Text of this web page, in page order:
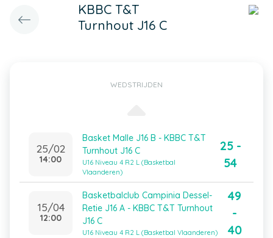
KBBC T&T
Turnhout J16 C
WEDSTRIJDEN
25/02
14:00
Basket Malle J16 B - KBBC T&T
Turnhout J16 C
U16 Niveau 4 R2 L (Basketbal
Vlaanderen)
25 -
54
15/04
12:00
Basketbalclub Campinia Dessel-
Retie J16 A - KBBC T&T Turnhout
J16 C
U16 Niveau 4 R2 L (Basketbal Vlaanderen)
49
-
40